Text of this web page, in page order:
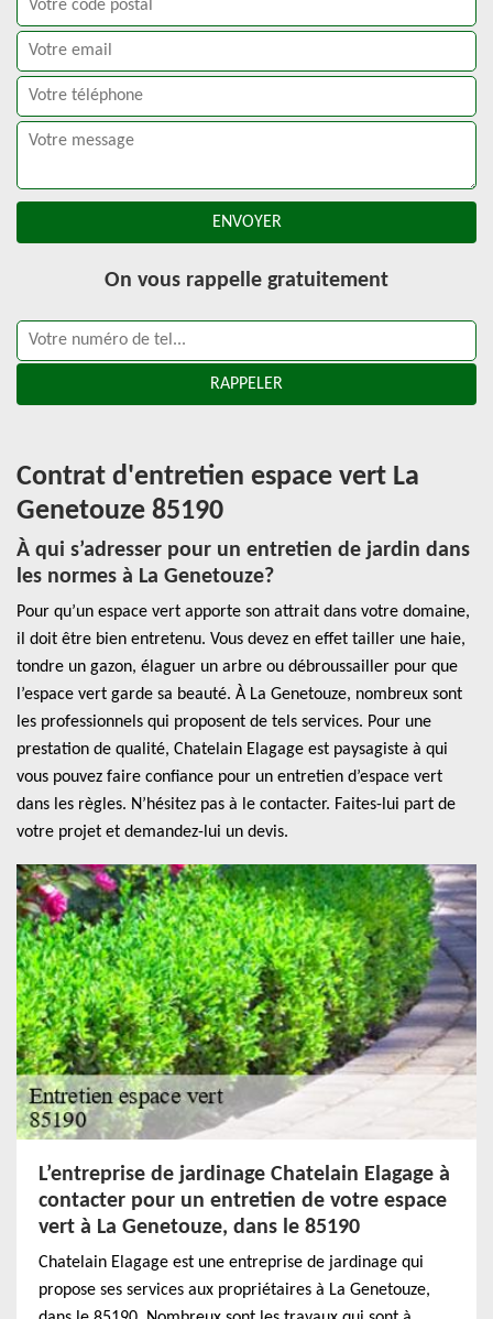
On vous rappelle gratuitement
Contrat d'entretien espace vert La
Genetouze 85190
À qui s’adresser pour un entretien de jardin dans
les normes à La Genetouze?
Pour qu’un espace vert apporte son attrait dans votre domaine,
il doit être bien entretenu. Vous devez en effet tailler une haie,
tondre un gazon, élaguer un arbre ou débroussailler pour que
l’espace vert garde sa beauté. À La Genetouze, nombreux sont
les professionnels qui proposent de tels services. Pour une
prestation de qualité, Chatelain Elagage est paysagiste à qui
vous pouvez faire confiance pour un entretien d’espace vert
dans les règles. N’hésitez pas à le contacter. Faites-lui part de
votre projet et demandez-lui un devis.
L’entreprise de jardinage Chatelain Elagage à
contacter pour un entretien de votre espace
vert à La Genetouze, dans le 85190
Chatelain Elagage est une entreprise de jardinage qui
propose ses services aux propriétaires à La Genetouze,